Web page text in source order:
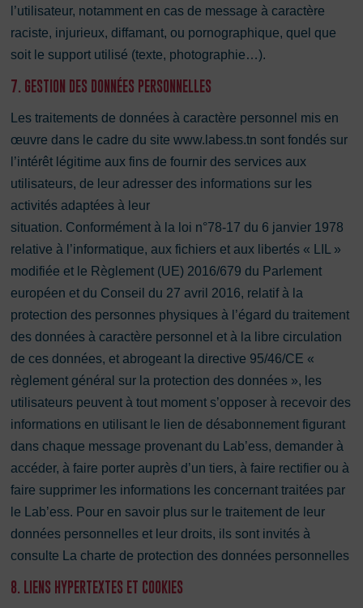
l’utilisateur, notamment en cas de message à caractère
raciste, injurieux, diffamant, ou pornographique, quel que
soit le support utilisé (texte, photographie…).
7. GESTION DES DONNÉES PERSONNELLES
Les traitements de données à caractère personnel mis en
œuvre dans le cadre du site www.labess.tn sont fondés sur
l’intérêt légitime aux fins de fournir des services aux
utilisateurs, de leur adresser des informations sur les
activités adaptées à leur
situation. Conformément à la loi n°78-17 du 6 janvier 1978
relative à l’informatique, aux fichiers et aux libertés « LIL »
modifiée et le Règlement (UE) 2016/679 du Parlement
européen et du Conseil du 27 avril 2016, relatif à la
protection des personnes physiques à l’égard du traitement
des données à caractère personnel et à la libre circulation
de ces données, et abrogeant la directive 95/46/CE «
règlement général sur la protection des données », les
utilisateurs peuvent à tout moment s’opposer à recevoir des
informations en utilisant le lien de désabonnement figurant
dans chaque message provenant du Lab’ess, demander à
accéder, à faire porter auprès d’un tiers, à faire rectifier ou à
faire supprimer les informations les concernant traitées par
le Lab’ess. Pour en savoir plus sur le traitement de leur
données personnelles et leur droits, ils sont invités à
consulte La charte de protection des données personnelles
8. LIENS HYPERTEXTES ET COOKIES